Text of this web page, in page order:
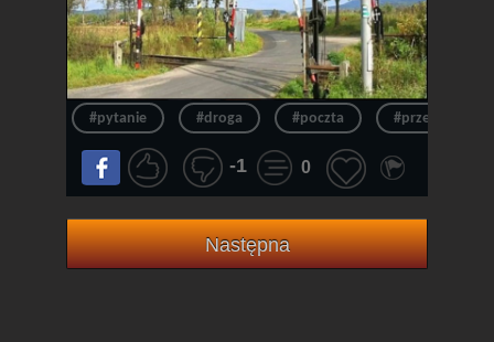
#pytanie #droga #poczta #przepraszam
-1 0
Następna